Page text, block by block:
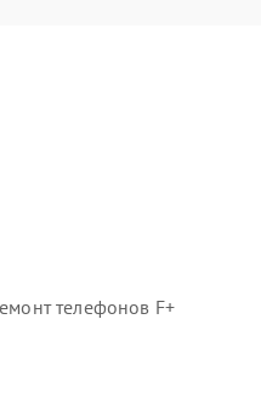
телефонов F+